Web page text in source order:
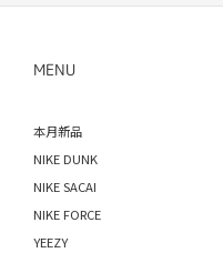
MENU
本月新品
NIKE DUNK
NIKE SACAI
NIKE FORCE
YEEZY